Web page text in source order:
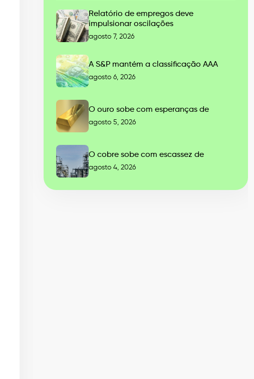
Relatório de empregos deve
impulsionar oscilações
agosto 7, 2026
A S&P mantém a classificação AAA
agosto 6, 2026
O ouro sobe com esperanças de
agosto 5, 2026
O cobre sobe com escassez de
agosto 4, 2026